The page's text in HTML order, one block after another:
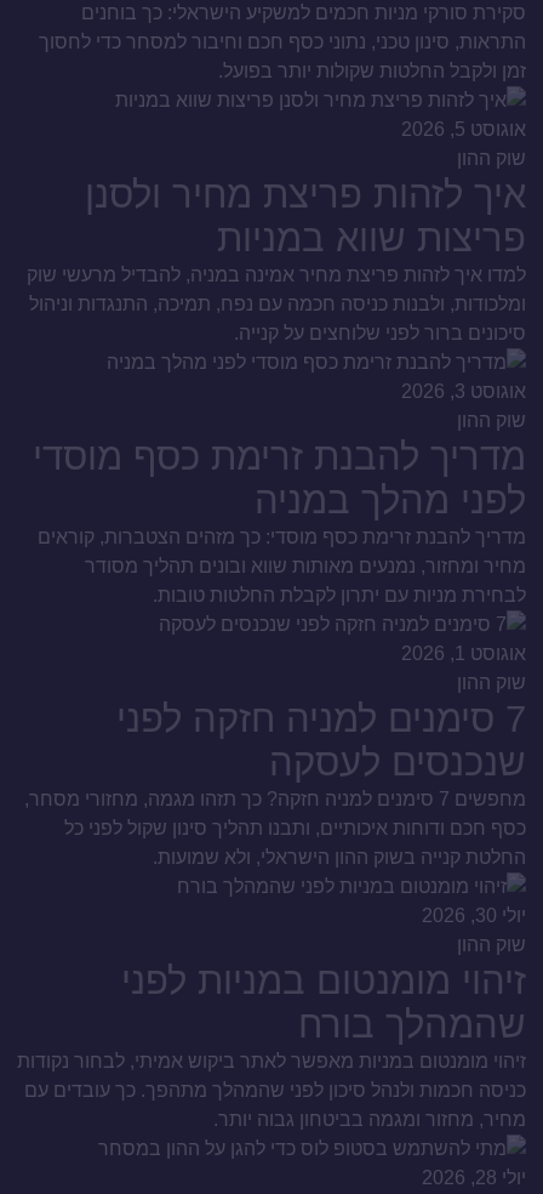
סקירת סורקי מניות חכמים למשקיע הישראלי: כך בוחנים
התראות, סינון טכני, נתוני כסף חכם וחיבור למסחר כדי לחסוך
זמן ולקבל החלטות שקולות יותר בפועל.
אוגוסט 5, 2026
שוק ההון
איך לזהות פריצת מחיר ולסנן
פריצות שווא במניות
למדו איך לזהות פריצת מחיר אמינה במניה, להבדיל מרעשי שוק
ומלכודות, ולבנות כניסה חכמה עם נפח, תמיכה, התנגדות וניהול
סיכונים ברור לפני שלוחצים על קנייה.
אוגוסט 3, 2026
שוק ההון
מדריך להבנת זרימת כסף מוסדי
לפני מהלך במניה
מדריך להבנת זרימת כסף מוסדי: כך מזהים הצטברות, קוראים
מחיר ומחזור, נמנעים מאותות שווא ובונים תהליך מסודר
לבחירת מניות עם יתרון לקבלת החלטות טובות.
אוגוסט 1, 2026
שוק ההון
7 סימנים למניה חזקה לפני
שנכנסים לעסקה
מחפשים 7 סימנים למניה חזקה? כך תזהו מגמה, מחזורי מסחר,
כסף חכם ודוחות איכותיים, ותבנו תהליך סינון שקול לפני כל
החלטת קנייה בשוק ההון הישראלי, ולא שמועות.
יולי 30, 2026
שוק ההון
זיהוי מומנטום במניות לפני
שהמהלך בורח
זיהוי מומנטום במניות מאפשר לאתר ביקוש אמיתי, לבחור נקודות
כניסה חכמות ולנהל סיכון לפני שהמהלך מתהפך. כך עובדים עם
מחיר, מחזור ומגמה בביטחון גבוה יותר.
יולי 28, 2026